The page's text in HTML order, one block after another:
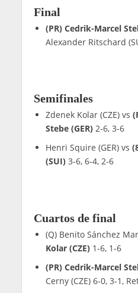
Final
(PR) Cedrik-Marcel
Alexander Ritschard
Semifinales
Zdenek Kolar (CZE) vs
Stebe (GER)2-6, 3-6
Henri Squire (GER) vs
(SUI)3-6, 6-4, 2-6
Cuartos de final
(Q) Benito Sánchez
Kolar (CZE)1-6, 1-6
(PR) Cedrik-Marcel
Cerny (CZE) 6-0, 3-1,